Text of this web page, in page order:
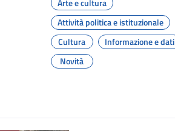
Arte e cultura
Attività politica e istituzionale
Cultura
Informazione e dati
Novità